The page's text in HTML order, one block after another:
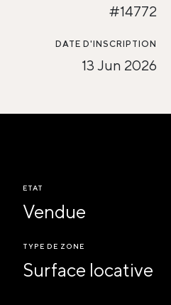
#14772
DATE D'INSCRIPTION
13 Jun 2026
ETAT
Vendue
TYPE DE ZONE
Surface locative